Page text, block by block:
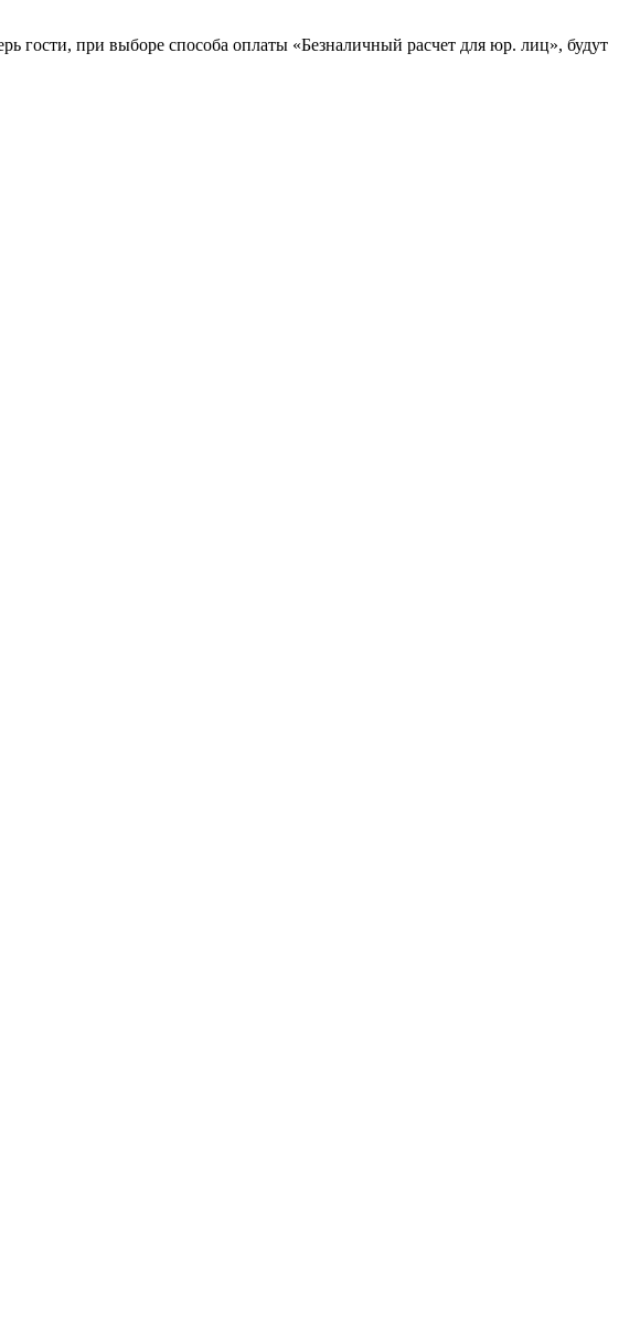
гости, при выборе способа оплаты «Безналичный расчет для юр. лиц», будут